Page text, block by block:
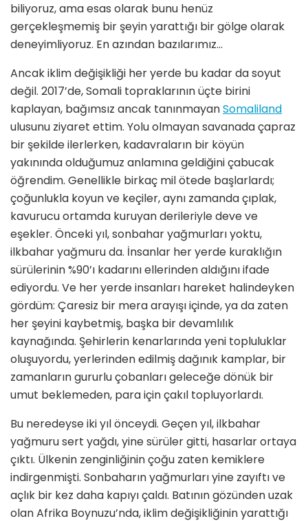
biliyoruz, ama esas olarak bunu henüz
gerçekleşmemiş bir şeyin yarattığı bir gölge olarak
deneyimliyoruz. En azından bazılarımız…
Ancak iklim değişikliği her yerde bu kadar da soyut
değil. 2017’de, Somali topraklarının üçte birini
kaplayan, bağımsız ancak tanınmayanSomaliland
ulusunu ziyaret ettim. Yolu olmayan savanada çapraz
bir şekilde ilerlerken, kadavraların bir köyün
yakınında olduğumuz anlamına geldiğini çabucak
öğrendim. Genellikle birkaç mil ötede başlarlardı;
çoğunlukla koyun ve keçiler, aynı zamanda çıplak,
kavurucu ortamda kuruyan derileriyle deve ve
eşekler. Önceki yıl, sonbahar yağmurları yoktu,
ilkbahar yağmuru da. İnsanlar her yerde kuraklığın
sürülerinin %90’ı kadarını ellerinden aldığını ifade
ediyordu. Ve her yerde insanları hareket halindeyken
gördüm: Çaresiz bir mera arayışı içinde, ya da zaten
her şeyini kaybetmiş, başka bir devamlılık
kaynağında. Şehirlerin kenarlarında yeni topluluklar
oluşuyordu, yerlerinden edilmiş dağınık kamplar, bir
zamanların gururlu çobanları geleceğe dönük bir
umut beklemeden, para için çakıl topluyorlardı.
Bu neredeyse iki yıl önceydi. Geçen yıl, ilkbahar
yağmuru sert yağdı, yine sürüler gitti, hasarlar ortaya
çıktı. Ülkenin zenginliğinin çoğu zaten kemiklere
indirgenmişti. Sonbaharın yağmurları yine zayıftı ve
açlık bir kez daha kapıyı çaldı. Batının gözünden uzak
olan Afrika Boynuzu’nda, iklim değişikliğinin yarattığı